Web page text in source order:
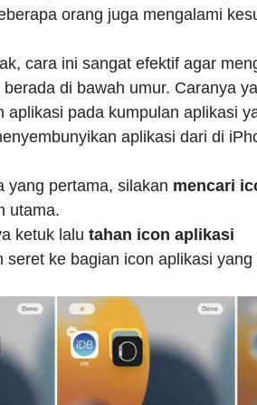
orang juga mengalami
cara ini sangat efektif agar
di bawah umur. Caranya
aplikasi pada kumpulan aplikasi
aplikasi dari di
yang pertama, silakan mencari
utama.
ketuk lalu tahan icon aplikasi
seret ke bagian icon aplikasi yang